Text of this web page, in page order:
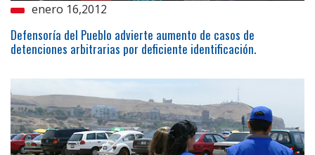
enero 16,2012
Defensoría del Pueblo advierte aumento de casos de
detenciones arbitrarias por deficiente identificación.